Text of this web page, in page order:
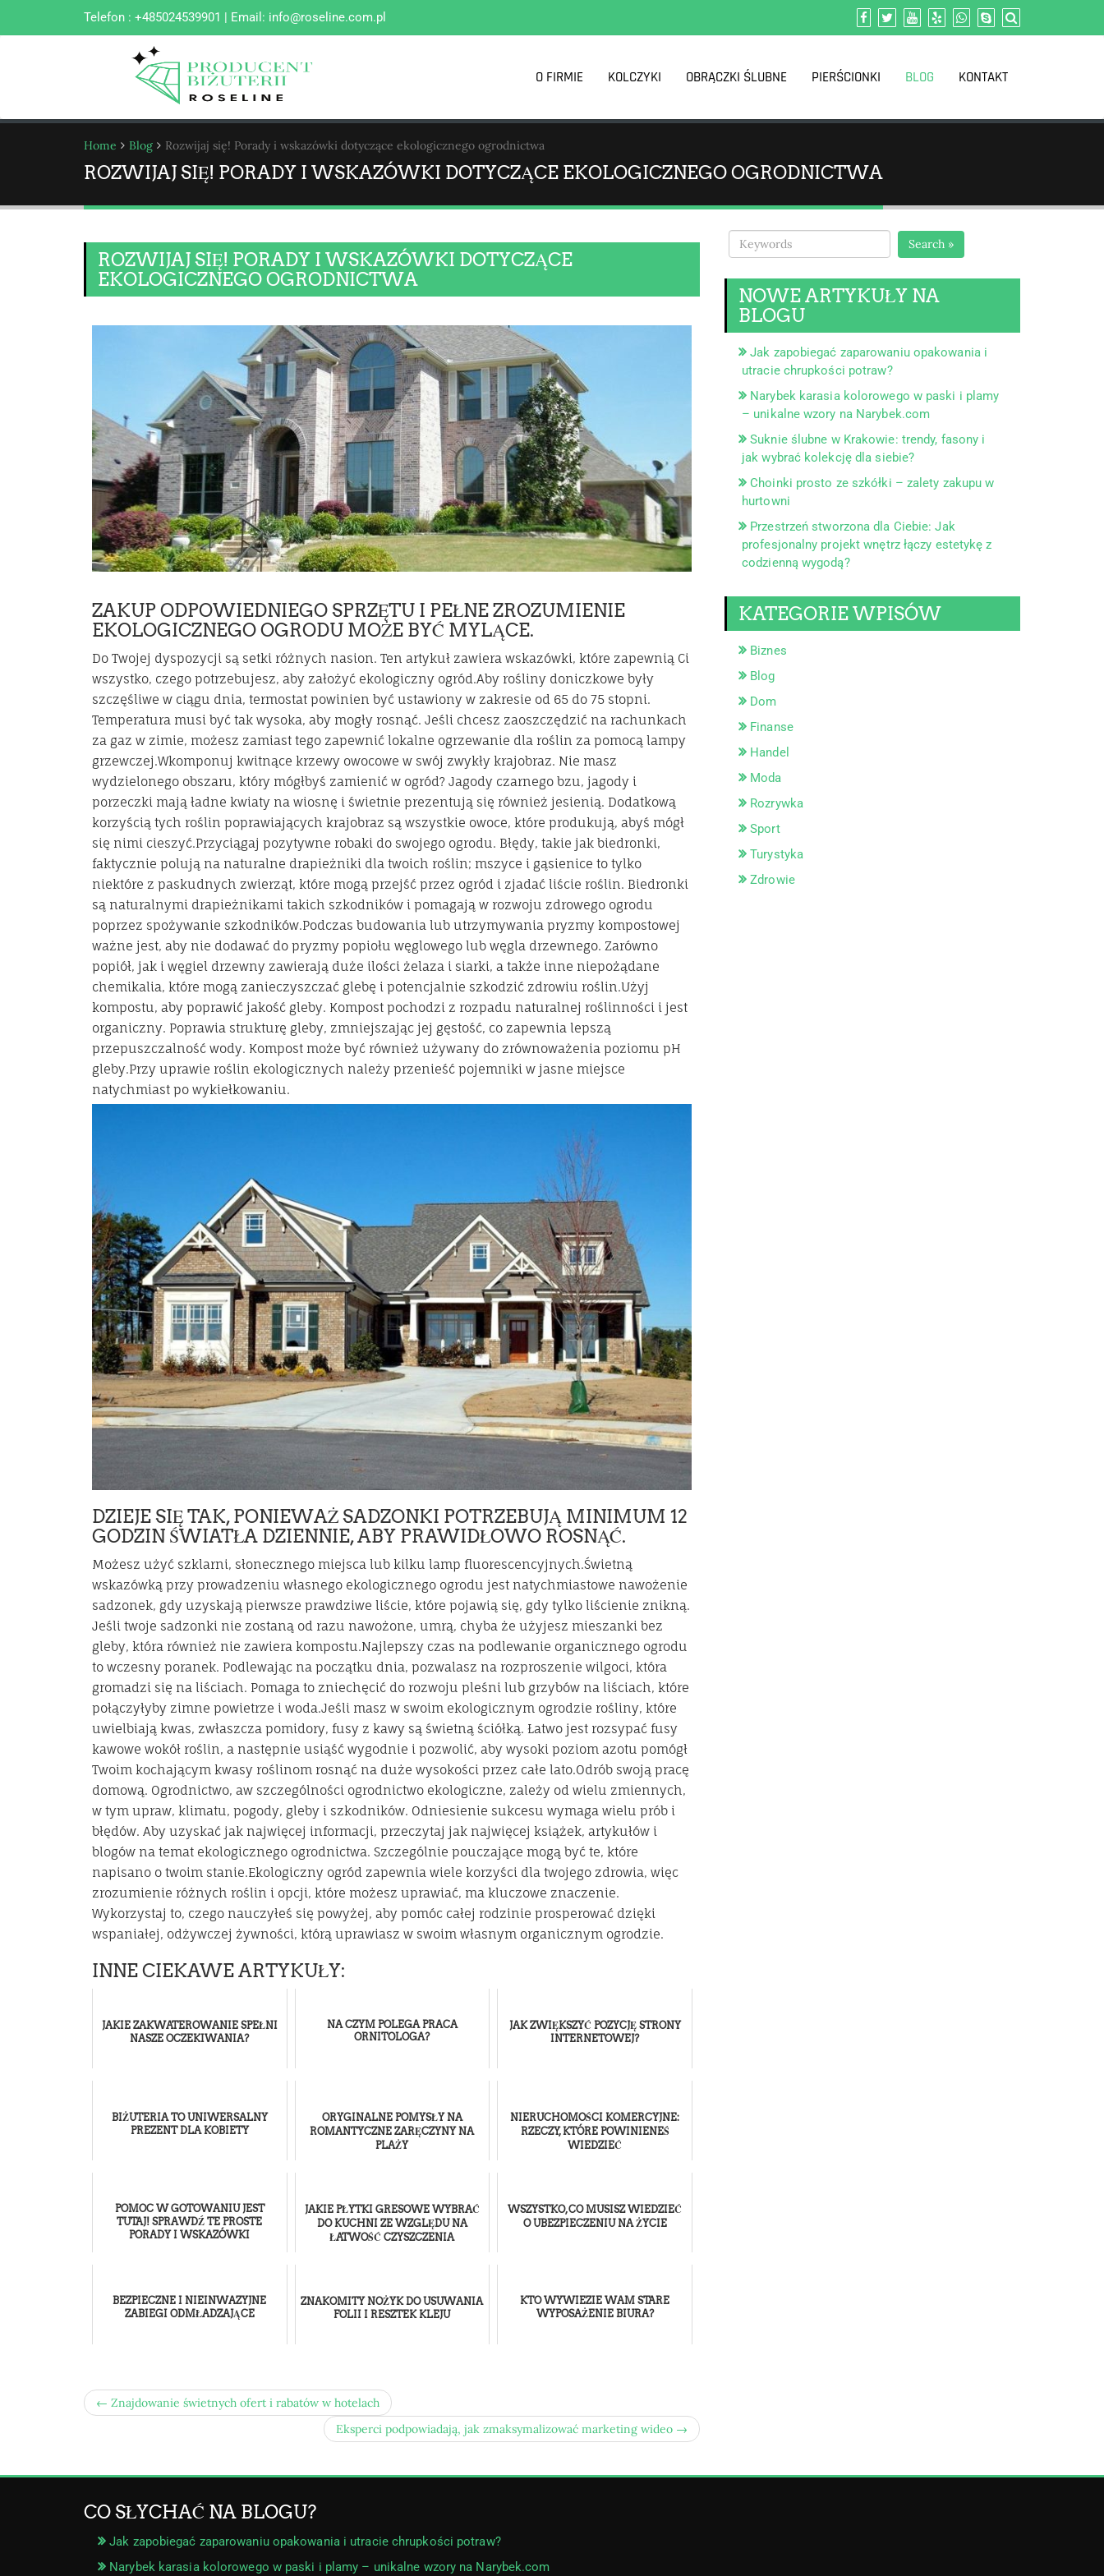
Telefon : +485024539901 | Email: info@roseline.com.pl
O FIRMIE KOLCZYKI OBRĄCZKI ŚLUBNE PIERŚCIONKI BLOG KONTAKT
Home Blog Rozwijaj się! Porady i wskazówki dotyczące ekologicznego ogrodnictwa
ROZWIJAJ SIĘ! PORADY I WSKAZÓWKI DOTYCZĄCE EKOLOGICZNEGO OGRODNICTWA
ROZWIJAJ SIĘ! PORADY I WSKAZÓWKI DOTYCZĄCE
EKOLOGICZNEGO OGRODNICTWA
ZAKUP ODPOWIEDNIEGO SPRZĘTU I PEŁNE ZROZUMIENIE
EKOLOGICZNEGO OGRODU MOŻE BYĆ MYLĄCE.
Do Twojej dyspozycji są setki różnych nasion. Ten artykuł zawiera wskazówki, które zapewnią Ci
wszystko, czego potrzebujesz, aby założyć ekologiczny ogród.Aby rośliny doniczkowe były
szczęśliwe w ciągu dnia, termostat powinien być ustawiony w zakresie od 65 do 75 stopni.
Temperatura musi być tak wysoka, aby mogły rosnąć. Jeśli chcesz zaoszczędzić na rachunkach
za gaz w zimie, możesz zamiast tego zapewnić lokalne ogrzewanie dla roślin za pomocą lampy
grzewczej.Wkomponuj kwitnące krzewy owocowe w swój zwykły krajobraz. Nie masz
wydzielonego obszaru, który mógłbyś zamienić w ogród? Jagody czarnego bzu, jagody i
porzeczki mają ładne kwiaty na wiosnę i świetnie prezentują się również jesienią. Dodatkową
korzyścią tych roślin poprawiających krajobraz są wszystkie owoce, które produkują, abyś mógł
się nimi cieszyć.Przyciągaj pozytywne robaki do swojego ogrodu. Błędy, takie jak biedronki,
faktycznie polują na naturalne drapieżniki dla twoich roślin; mszyce i gąsienice to tylko
niektóre z paskudnych zwierząt, które mogą przejść przez ogród i zjadać liście roślin. Biedronki
są naturalnymi drapieżnikami takich szkodników i pomagają w rozwoju zdrowego ogrodu
poprzez spożywanie szkodników.Podczas budowania lub utrzymywania pryzmy kompostowej
ważne jest, aby nie dodawać do pryzmy popiołu węglowego lub węgla drzewnego. Zarówno
popiół, jak i węgiel drzewny zawierają duże ilości żelaza i siarki, a także inne niepożądane
chemikalia, które mogą zanieczyszczać glebę i potencjalnie szkodzić zdrowiu roślin.Użyj
kompostu, aby poprawić jakość gleby. Kompost pochodzi z rozpadu naturalnej roślinności i jest
organiczny. Poprawia strukturę gleby, zmniejszając jej gęstość, co zapewnia lepszą
przepuszczalność wody. Kompost może być również używany do zrównoważenia poziomu pH
gleby.Przy uprawie roślin ekologicznych należy przenieść pojemniki w jasne miejsce
natychmiast po wykiełkowaniu.
DZIEJE SIĘ TAK, PONIEWAŻ SADZONKI POTRZEBUJĄ MINIMUM 12
GODZIN ŚWIATŁA DZIENNIE, ABY PRAWIDŁOWO ROSNĄĆ.
Możesz użyć szklarni, słonecznego miejsca lub kilku lamp fluorescencyjnych.Świetną
wskazówką przy prowadzeniu własnego ekologicznego ogrodu jest natychmiastowe nawożenie
sadzonek, gdy uzyskają pierwsze prawdziwe liście, które pojawią się, gdy tylko liścienie znikną.
Jeśli twoje sadzonki nie zostaną od razu nawożone, umrą, chyba że użyjesz mieszanki bez
gleby, która również nie zawiera kompostu.Najlepszy czas na podlewanie organicznego ogrodu
to wczesny poranek. Podlewając na początku dnia, pozwalasz na rozproszenie wilgoci, która
gromadzi się na liściach. Pomaga to zniechęcić do rozwoju pleśni lub grzybów na liściach, które
połączyłyby zimne powietrze i woda.Jeśli masz w swoim ekologicznym ogrodzie rośliny, które
uwielbiają kwas, zwłaszcza pomidory, fusy z kawy są świetną ściółką. Łatwo jest rozsypać fusy
kawowe wokół roślin, a następnie usiąść wygodnie i pozwolić, aby wysoki poziom azotu pomógł
Twoim kochającym kwasy roślinom rosnąć na duże wysokości przez całe lato.Odrób swoją pracę
domową. Ogrodnictwo, aw szczególności ogrodnictwo ekologiczne, zależy od wielu zmiennych,
w tym upraw, klimatu, pogody, gleby i szkodników. Odniesienie sukcesu wymaga wielu prób i
błędów. Aby uzyskać jak najwięcej informacji, przeczytaj jak najwięcej książek, artykułów i
blogów na temat ekologicznego ogrodnictwa. Szczególnie pouczające mogą być te, które
napisano o twoim stanie.Ekologiczny ogród zapewnia wiele korzyści dla twojego zdrowia, więc
zrozumienie różnych roślin i opcji, które możesz uprawiać, ma kluczowe znaczenie.
Wykorzystaj to, czego nauczyłeś się powyżej, aby pomóc całej rodzinie prosperować dzięki
wspaniałej, odżywczej żywności, którą uprawiasz w swoim własnym organicznym ogrodzie.
INNE CIEKAWE ARTYKUŁY:
JAKIE ZAKWATEROWANIE SPEŁNI
NASZE OCZEKIWANIA?
NA CZYM POLEGA PRACA
ORNITOLOGA?
JAK ZWIĘKSZYĆ POZYCJĘ STRONY
INTERNETOWEJ?
BIŻUTERIA TO UNIWERSALNY
PREZENT DLA KOBIETY
ORYGINALNE POMYSŁY NA
ROMANTYCZNE ZARĘCZYNY NA
PLAŻY
NIERUCHOMOŚCI KOMERCYJNE:
RZECZY, KTÓRE POWINIENEŚ
WIEDZIEĆ
POMOC W GOTOWANIU JEST
TUTAJ! SPRAWDŹ TE PROSTE
PORADY I WSKAZÓWKI
JAKIE PŁYTKI GRESOWE WYBRAĆ
DO KUCHNI ZE WZGLĘDU NA
ŁATWOŚĆ CZYSZCZENIA
WSZYSTKO, CO MUSISZ WIEDZIEĆ
O UBEZPIECZENIU NA ŻYCIE
BEZPIECZNE I NIEINWAZYJNE
ZABIEGI ODMŁADZAJĄCE
ZNAKOMITY NOŻYK DO USUWANIA
FOLII I RESZTEK KLEJU
KTO WYWIEZIE WAM STARE
WYPOSAŻENIE BIURA?
← Znajdowanie świetnych ofert i rabatów w hotelach
Eksperci podpowiadają, jak zmaksymalizować marketing wideo →
Search »
NOWE ARTYKUŁY NA
BLOGU
Jak zapobiegać zaparowaniu opakowania i
utracie chrupkości potraw?
Narybek karasia kolorowego w paski i plamy
– unikalne wzory na Narybek.com
Suknie ślubne w Krakowie: trendy, fasony i
jak wybrać kolekcję dla siebie?
Choinki prosto ze szkółki – zalety zakupu w
hurtowni
Przestrzeń stworzona dla Ciebie: Jak
profesjonalny projekt wnętrz łączy estetykę z
codzienną wygodą?
KATEGORIE WPISÓW
Biznes
Blog
Dom
Finanse
Handel
Moda
Rozrywka
Sport
Turystyka
Zdrowie
CO SŁYCHAĆ NA BLOGU?
Jak zapobiegać zaparowaniu opakowania i utracie chrupkości potraw?
Narybek karasia kolorowego w paski i plamy – unikalne wzory na Narybek.com